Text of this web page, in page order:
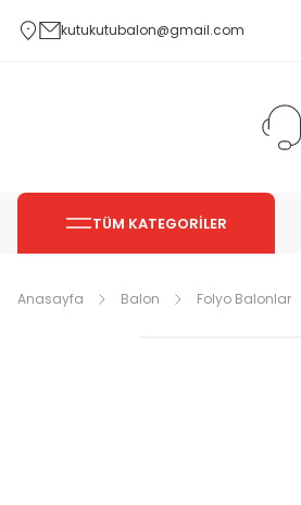
kutukutubalon@gmail.com
TÜM KATEGORİLER
Anasayfa Balon Folyo Balonlar